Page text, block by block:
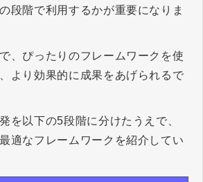
段階で利用するかが重要になりま
、ぴったりのフレームワークを使
より効果的に成果をあげられるで
を以下の5段階に分けたうえで、
適なフレームワークを紹介してい